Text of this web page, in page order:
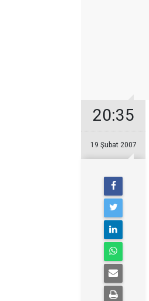
20:35
19 Şubat 2007